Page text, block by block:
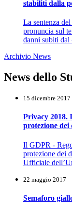
stabiliti dalla
La sentenza
pronuncia sul
danni subiti dal
Archivio News
News dello
15 dicembre 2017
Privacy 2018.
protezione dei
Il GDPR -
protezione dei
Ufficiale
22 maggio 2017
Semaforo